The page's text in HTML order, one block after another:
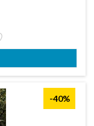
-40%